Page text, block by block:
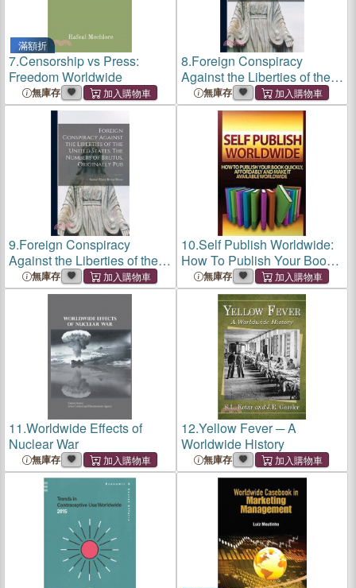
滿額折
7.Censorship vs Press:
Freedom Worldwide
無庫存
8.Foreign Conspiracy
Against the Liberties of the
United States. The Numbers
of Brutus, Originally Pub
無庫存
9.Foreign Conspiracy
Against the Liberties of the
United States. The Numbers
of Brutus, Originally Pub
無庫存
10.Self Publish Worldwide:
How To Publish Your Book
Quickly, Affordably And
Make It Available Worldwide
無庫存
11.Worldwide Effects of
Nuclear War
無庫存
12.Yellow Fever ─ A
Worldwide History
無庫存